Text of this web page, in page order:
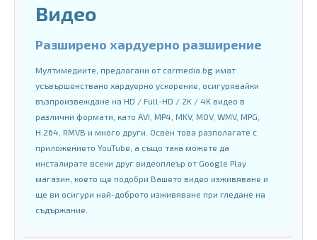
Видео
Разширено хардуерно разширение
Мултимедиите, предлагани от carmedia.bg имат
усъвършенствано хардуерно ускорение, осигурявайки
възпроизвеждане на HD / Full-HD / 2K / 4K видео в
различни формати, като AVI, MP4, MKV, MOV, WMV, MPG,
H.264, RMVB и много други. Освен това разполагате с
приложението YouTube, а също така можете да
инсталирате всеки друг видеоплеър от Google Play
магазин, което ще подобри Вашето видео изживяване и
ще ви осигури най-доброто изживяване при гледане на
съдържание.